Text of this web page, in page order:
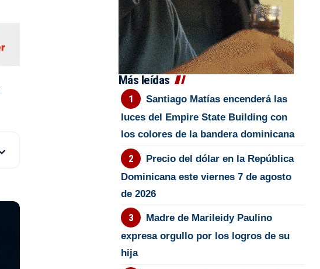
Más leídas
Santiago Matías encenderá las
luces del Empire State Building con
los colores de la bandera dominicana
Precio del dólar en la República
Dominicana este viernes 7 de agosto
de 2026
Madre de Marileidy Paulino
expresa orgullo por los logros de su
hija